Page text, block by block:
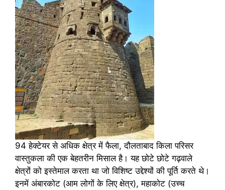
94 हेक्टेयर से अधिक क्षेत्र में फैला, दौलताबाद किला परिसर
वास्तुकला की एक बेहतरीन मिसाल है। यह छोटे छोटे गढ़वाले
क्षेत्रों को इस्तेमाल करता था जो विशिष्ट उद्देश्यों की पूर्ति करते थे।
इनमें अंबारकोट (आम लोगों के लिए क्षेत्र), महाकोट (उच्च